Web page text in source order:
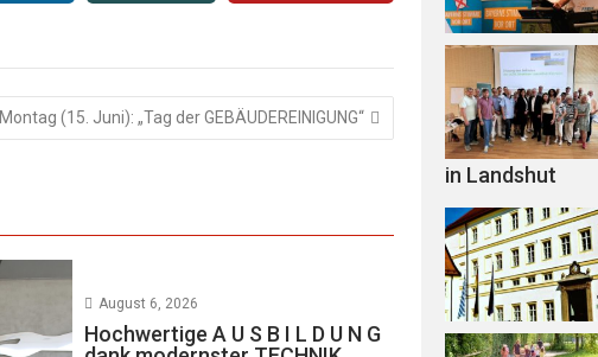
Montag (15. Juni): „Tag der GEBÄUDEREINIGUNG“
August 6, 2026
Hochwertige A U S B I L D U N G
in Landshut